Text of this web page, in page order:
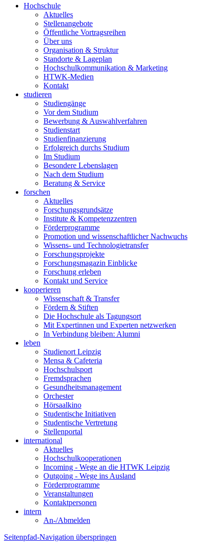
Hochschule
Aktuelles
Stellenangebote
Öffentliche Vortragsreihen
Über uns
Organisation & Struktur
Standorte & Lageplan
Hochschulkommunikation & Marketing
HTWK-Medien
Kontakt
studieren
Studiengänge
Vor dem Studium
Bewerbung & Auswahlverfahren
Studienstart
Studienfinanzierung
Erfolgreich durchs Studium
Im Studium
Besondere Lebenslagen
Nach dem Studium
Beratung & Service
forschen
Aktuelles
Forschungsgrundsätze
Institute & Kompetenzzentren
Förderprogramme
Promotion und wissenschaftlicher Nachwuchs
Wissens- und Technologietransfer
Forschungsprojekte
Forschungsmagazin Einblicke
Forschung erleben
Kontakt und Service
kooperieren
Wissenschaft & Transfer
Fördern & Stiften
Die Hochschule als Tagungsort
Mit Expertinnen und Experten netzwerken
In Verbindung bleiben: Alumni
leben
Studienort Leipzig
Mensa & Cafeteria
Hochschulsport
Fremdsprachen
Gesundheitsmanagement
Orchester
Hörsaalkino
Studentische Initiativen
Studentische Vertretung
Stellenportal
international
Aktuelles
Hochschulkooperationen
Incoming - Wege an die HTWK Leipzig
Outgoing - Wege ins Ausland
Förderprogramme
Veranstaltungen
Kontaktpersonen
intern
An-/Abmelden
Seitenpfad-Navigation überspringen